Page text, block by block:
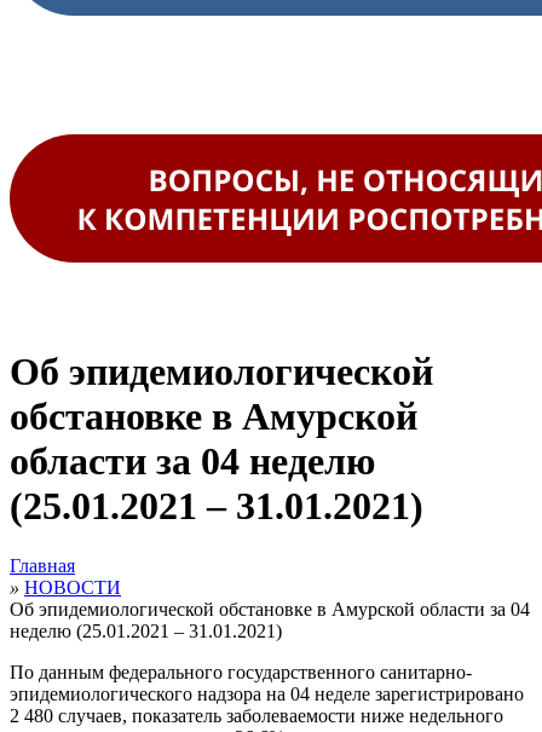
Об эпидемиологической
обстановке в Амурской
области за 04 неделю
(25.01.2021 – 31.01.2021)
Главная
» НОВОСТИ
Об эпидемиологической обстановке в Амурской области за 04
неделю (25.01.2021 – 31.01.2021)
По данным федерального государственного санитарно-
эпидемиологического надзора на 04 неделе зарегистрировано
2 480 случаев, показатель заболеваемости ниже недельного